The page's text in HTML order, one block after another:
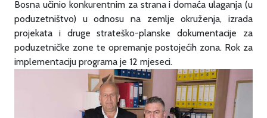
Bosna učinio konkurentnim za strana i domaća ulaganja (u
poduzetništvo) u odnosu na zemlje okruženja, izrada
projekata i druge strateško-planske dokumentacije za
poduzetničke zone te opremanje postojećih zona. Rok za
implementaciju programa je 12 mjeseci.